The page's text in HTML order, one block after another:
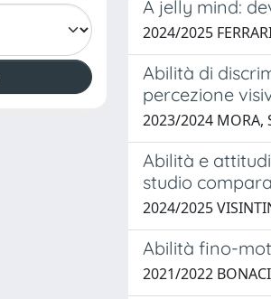
A jelly mind:
2024/2025
Abilità di
percezione
2023/2024 MORA,
Abilità e
studio
2024/2025
Abilità fino-
2021/2022